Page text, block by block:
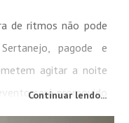
de ritmos não pode
pagode e
agitar a noite
será promovido
No Conexão 92 desta
Continuar lendo...